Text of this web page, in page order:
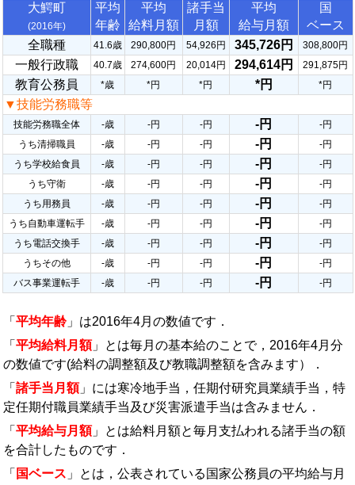
大鰐町
(2016年)
平均
年齢
平均
給料月額
諸手当
月額
平均
給与月額
国
ベース
全職種
41.6歳 290,800円 54,926円 345,726円 308,800円
一般行政職 40.7歳 274,600円 20,014円 294,614円 291,875円
教育公務員 *歳 *円 *円 *円 *円
▼技能労務職等
技能労務職全体 -歳 -円 -円 -円
-円
うち清掃職員
-歳 -円 -円 -円
-円
うち学校給食員
-歳 -円 -円 -円
-円
うち守衛
-歳 -円 -円 -円
-円
うち用務員
-歳 -円 -円 -円
-円
うち自動車運転手
-歳 -円 -円 -円
-円
うち電話交換手
-歳 -円 -円 -円
-円
うちその他
-歳 -円 -円 -円
-円
バス事業運転手
-歳 -円 -円 -円 -円
「 平均年齢 」は2016年4月の数値です．
「 平均給料月額」とは毎月の基本給のことで，2016年4月分
の数値です(給料の調整額及び教職調整額を含みます）．
「 諸手当月額」には寒冷地手当，任期付研究員業績手当，特
定任期付職員業績手当及び災害派遣手当は含みません．
「 平均給与月額」とは給料月額と毎月支払われる諸手当の額
を合計したものです．
「 国ベース 」とは，公表されている国家公務員の平均給与月